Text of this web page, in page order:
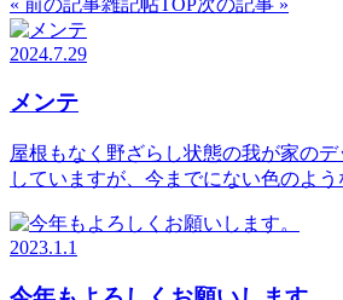
2024.7.29
メンテ
屋根もなく野ざらし状態の我が家の
していますが、今までにない色のよ
2023.1.1